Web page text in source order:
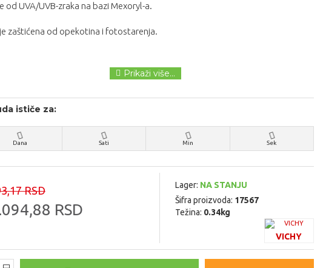
od UVA/UVB-zraka na bazi Mexoryl-a.
zaštićena od opekotina i fotostarenja.
ističe za:
Dana Sati Min Sek
RSD
RSD Lager: NA STANJU
Šifra proizvoda: 17567
Težina: 0.34kg
VICHY